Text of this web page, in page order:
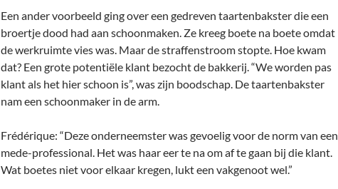
Een ander voorbeeld ging over een gedreven taartenbakster die een
broertje dood had aan schoonmaken. Ze kreeg boete na boete omdat
de werkruimte vies was. Maar de straffenstroom stopte. Hoe kwam
dat? Een grote potentiële klant bezocht de bakkerij. “We worden pas
klant als het hier schoon is”, was zijn boodschap. De taartenbakster
nam een schoonmaker in de arm.
Frédérique: “Deze onderneemster was gevoelig voor de norm van een
mede-professional. Het was haar eer te na om af te gaan bij die klant.
Wat boetes niet voor elkaar kregen, lukt een vakgenoot wel.”